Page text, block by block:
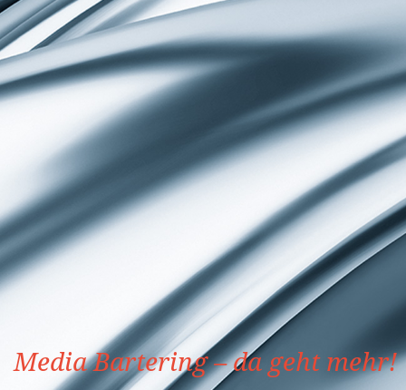
Media Bartering – da geht mehr!